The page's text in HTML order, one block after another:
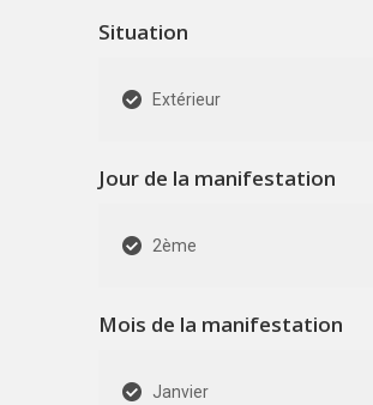
Situation
Extérieur
Jour de la manifestation
2ème
Mois de la manifestation
Janvier